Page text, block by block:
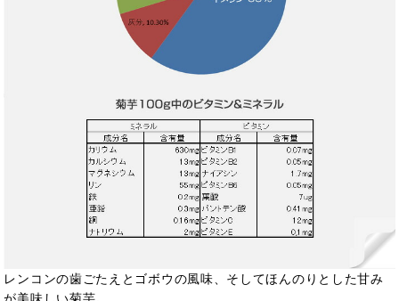
レンコンの歯ごたえとゴボウの風味、そしてほんのりとした甘み